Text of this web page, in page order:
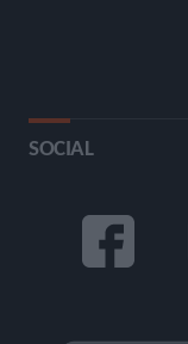
SOCIAL